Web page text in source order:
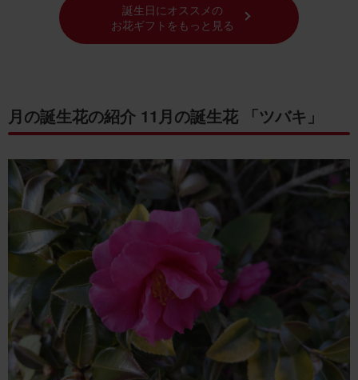
誕生日にオススメの
お花ギフトをもっと見る
月の誕生花の紹介 11月の誕生花 「ツバキ」